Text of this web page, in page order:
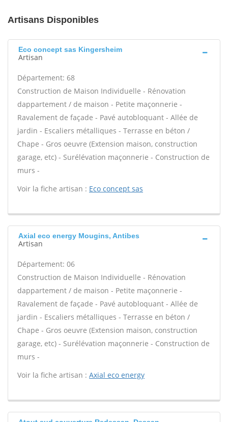
Artisans Disponibles
Eco concept sas Kingersheim
Artisan
Département: 68
Construction de Maison Individuelle - Rénovation
dappartement / de maison - Petite maçonnerie -
Ravalement de façade - Pavé autobloquant - Allée de
jardin - Escaliers métalliques - Terrasse en béton /
Chape - Gros oeuvre (Extension maison, construction
garage, etc) - Surélévation maçonnerie - Construction de
murs -
Voir la fiche artisan : Eco concept sas
Axial eco energy Mougins, Antibes
Artisan
Département: 06
Construction de Maison Individuelle - Rénovation
dappartement / de maison - Petite maçonnerie -
Ravalement de façade - Pavé autobloquant - Allée de
jardin - Escaliers métalliques - Terrasse en béton /
Chape - Gros oeuvre (Extension maison, construction
garage, etc) - Surélévation maçonnerie - Construction de
murs -
Voir la fiche artisan : Axial eco energy